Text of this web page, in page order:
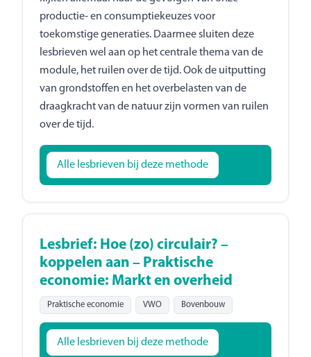
productie- en consumptiekeuzes voor
toekomstige generaties. Daarmee sluiten deze
lesbrieven wel aan op het centrale thema van de
module, het ruilen over de tijd. Ook de uitputting
van grondstoffen en het overbelasten van de
draagkracht van de natuur zijn vormen van ruilen
over de tijd.
Alle lesbrieven bij deze methode
Lesbrief: Hoe (zo) circulair? –
koppelen aan – Praktische
economie: Markt en overheid
Praktische economie VWO Bovenbouw
Alle lesbrieven bij deze methode